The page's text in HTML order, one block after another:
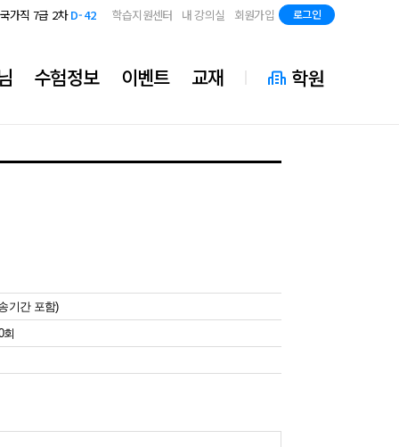
학습지원센터 내 강의실 회원가입 로그인
국가직 7급 2차D-42
지방직 7급
수험정보 이벤트 교재 학원
기간 포함)
회